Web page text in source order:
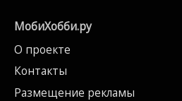
МобиХобби.ру
О проекте
Контакты
Размещение рекламы